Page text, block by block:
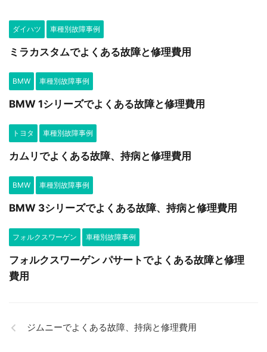
ダイハツ 車種別故障事例
ミラカスタムでよくある故障と修理費用
BMW 車種別故障事例
BMW 1シリーズでよくある故障と修理費用
トヨタ 車種別故障事例
カムリでよくある故障、持病と修理費用
BMW 車種別故障事例
BMW 3シリーズでよくある故障、持病と修理費用
フォルクスワーゲン 車種別故障事例
フォルクスワーゲン パサートでよくある故障と修理
費用
ジムニーでよくある故障、持病と修理費用